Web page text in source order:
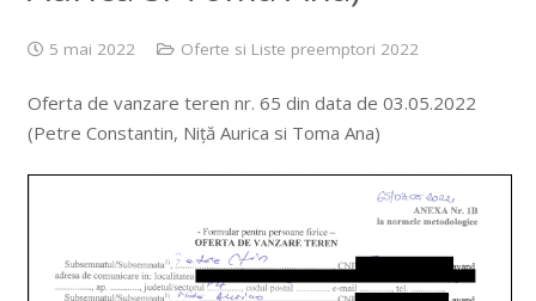
5 mai 2022 Oferte si Liste preemptori 2022
Oferta de vanzare teren nr. 65 din data de 03.05.2022
(Petre Constantin, Niță Aurica si Toma Ana)